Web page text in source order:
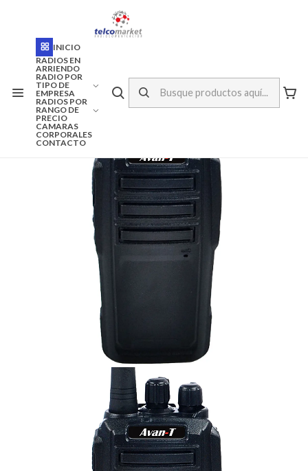
INICIO
RADIOS EN
ARRIENDO
RADIO POR
TIPO DE
EMPRESA
RADIOS POR
RANGO DE
PRECIO
CAMARAS
CORPORALES
CONTACTO
ENVÍO A TODO CHILE
Inicio Marcas
AVAN-T
RADIO PORTATIL AVAN-T GT-950K